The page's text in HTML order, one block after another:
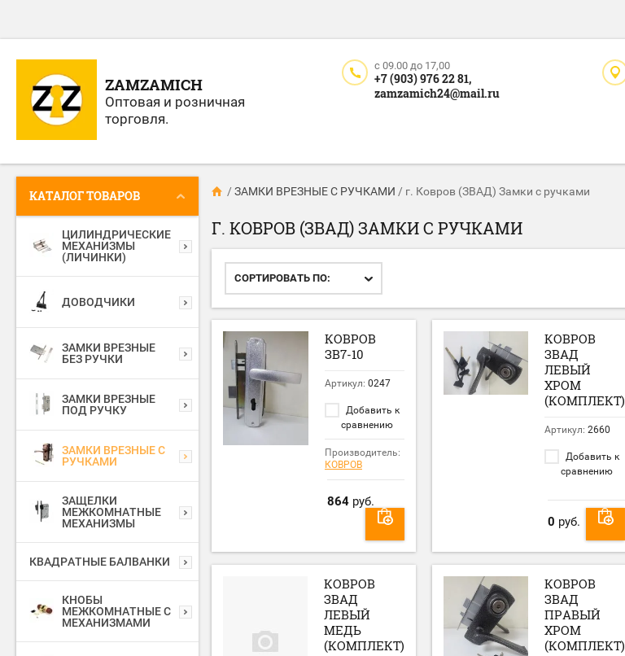
ZAMZAMICH
Оптовая и розничная
торговля.
c 09.00 до 17,00
+7 (903) 976 22 81,
zamzamich24@mail.ru
КАТАЛОГ ТОВАРОВ
ЦИЛИНДРИЧЕСКИЕ
МЕХАНИЗМЫ
(ЛИЧИНКИ)
ДОВОДЧИКИ
ЗАМКИ ВРЕЗНЫЕ
БЕЗ РУЧКИ
ЗАМКИ ВРЕЗНЫЕ
ПОД РУЧКУ
ЗАМКИ ВРЕЗНЫЕ С
РУЧКАМИ
ЗАЩЕЛКИ
МЕЖКОМНАТНЫЕ
МЕХАНИЗМЫ
КВАДРАТНЫЕ БАЛВАНКИ
КНОБЫ
МЕЖКОМНАТНЫЕ С
МЕХАНИЗМАМИ
/ ЗАМКИ ВРЕЗНЫЕ С РУЧКАМИ / г. Ковров (ЗВАД) Замки с ручками
Г. КОВРОВ (ЗВАД) ЗАМКИ С РУЧКАМИ
СОРТИРОВАТЬ ПО:
КОВРОВ
ЗВ7-10
Артикул: 0247
Добавить к
сравнению
Производитель:
КОВРОВ
864 руб.
КОВРОВ
ЗВАД
ЛЕВЫЙ
ХРОМ
(КОМПЛЕКТ)
Артикул: 2660
Добавить к
сравнению
0 руб.
КОВРОВ
ЗВАД
ЛЕВЫЙ
МЕДЬ
(КОМПЛЕКТ)
КОВРОВ
ЗВАД
ПРАВЫЙ
ХРОМ
(КОМПЛЕКТ)